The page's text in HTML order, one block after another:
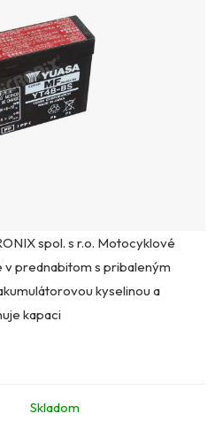
spol. s r.o. Motocyklové
v prednabitom s pribaleným
kyselinou a
kapaci
Skladom